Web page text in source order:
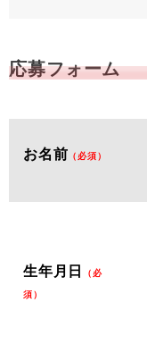
応募フォーム
お名前 （必須）
生年月日 （必
須）